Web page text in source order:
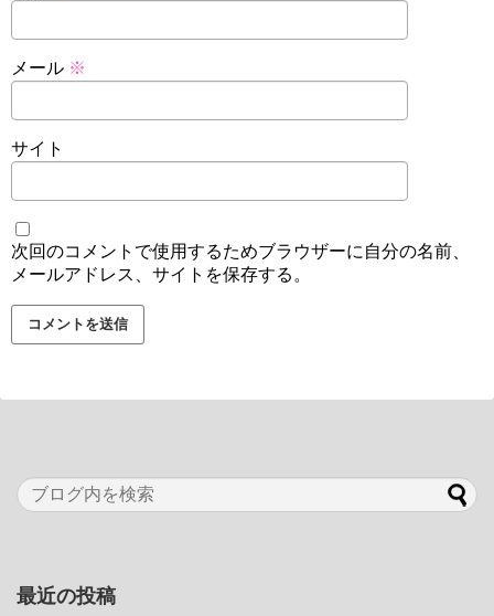
メール ※
サイト
次回のコメントで使用するためブラウザーに自分の名前、
メールアドレス、サイトを保存する。
最近の投稿